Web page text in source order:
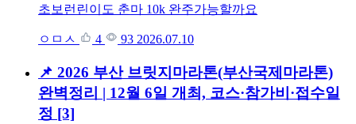
초보런린이도 춘마 10k 완주가능할까요
ㅇㅁㅅ 4 93 2026.07.10
📌 2026 부산 브릿지마라톤(부산국제마라톤)
완벽정리 | 12월 6일 개최, 코스·참가비·접수일
정 [3]